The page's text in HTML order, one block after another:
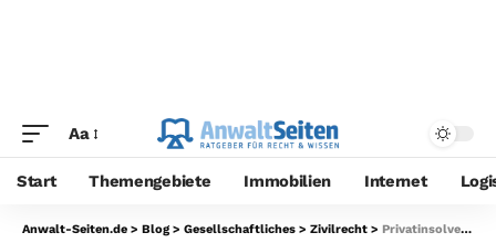
Aa
Start Themengebiete Immobilien Internet
Anwalt-Seiten.de > Blog > Gesellschaftliches > Zivilrecht > Privatinsolvenz: Dauer, Vor- und Nachteile sowie Schuldenfreiheit